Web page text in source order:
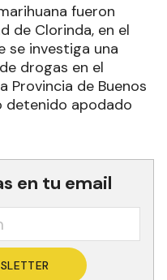
fueron
de Clorinda, en el
se investiga una
drogas en el
Provincia de Buenos
detenido apodado
en tu email